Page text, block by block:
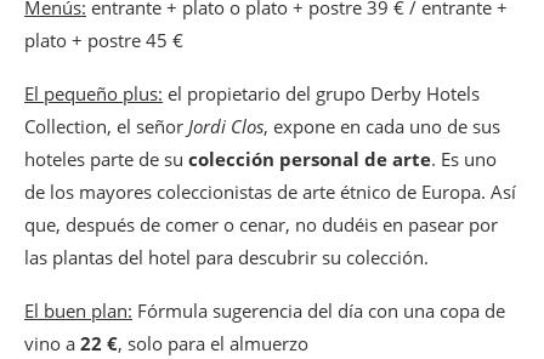
Menús: entrante + plato o plato + postre 39 € / entrante +
plato + postre 45 €
El pequeño plus: el propietario del grupo Derby Hotels
Collection, el señor Jordi Clos, expone en cada uno de sus
hoteles parte de su colección personal de arte. Es uno
de los mayores coleccionistas de arte étnico de Europa. Así
que, después de comer o cenar, no dudéis en pasear por
las plantas del hotel para descubrir su colección.
El buen plan: Fórmula sugerencia del día con una copa de
vino a 22 €, solo para el almuerzo